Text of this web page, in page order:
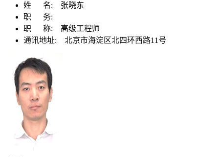
姓 名: 张晓东
职 务:
职 称: 高级工程师
通讯地址: 北京市海淀区北四环西路11号